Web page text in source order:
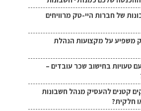
של חברות היי-טק מרוויחים
משפיע על מקצועות הנהלת
טעויות בחישוב שכר עובדים –
קטנים להעסיק מנהל חשבונות
חלקית?